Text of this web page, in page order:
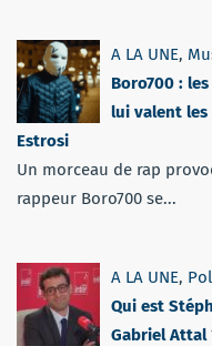
A LA UNE,
Boro700 :
lui valent les
Estrosi
Un morceau de rap
rappeur Boro700 se...
A LA UNE,
Qui est
Gabriel Attal